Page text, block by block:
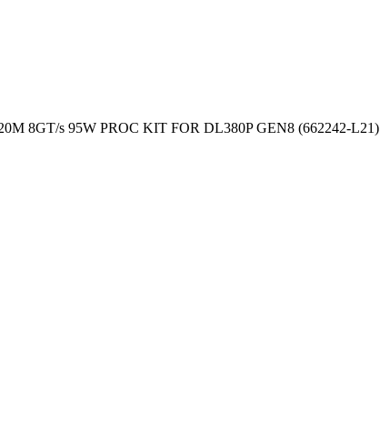
8GT/s 95W PROC KIT FOR DL380P GEN8 (662242-L21)